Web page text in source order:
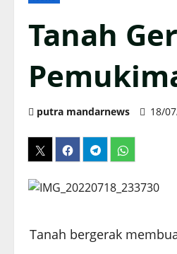
Tanah
putra mandarnews 18/
Tanah bergerak